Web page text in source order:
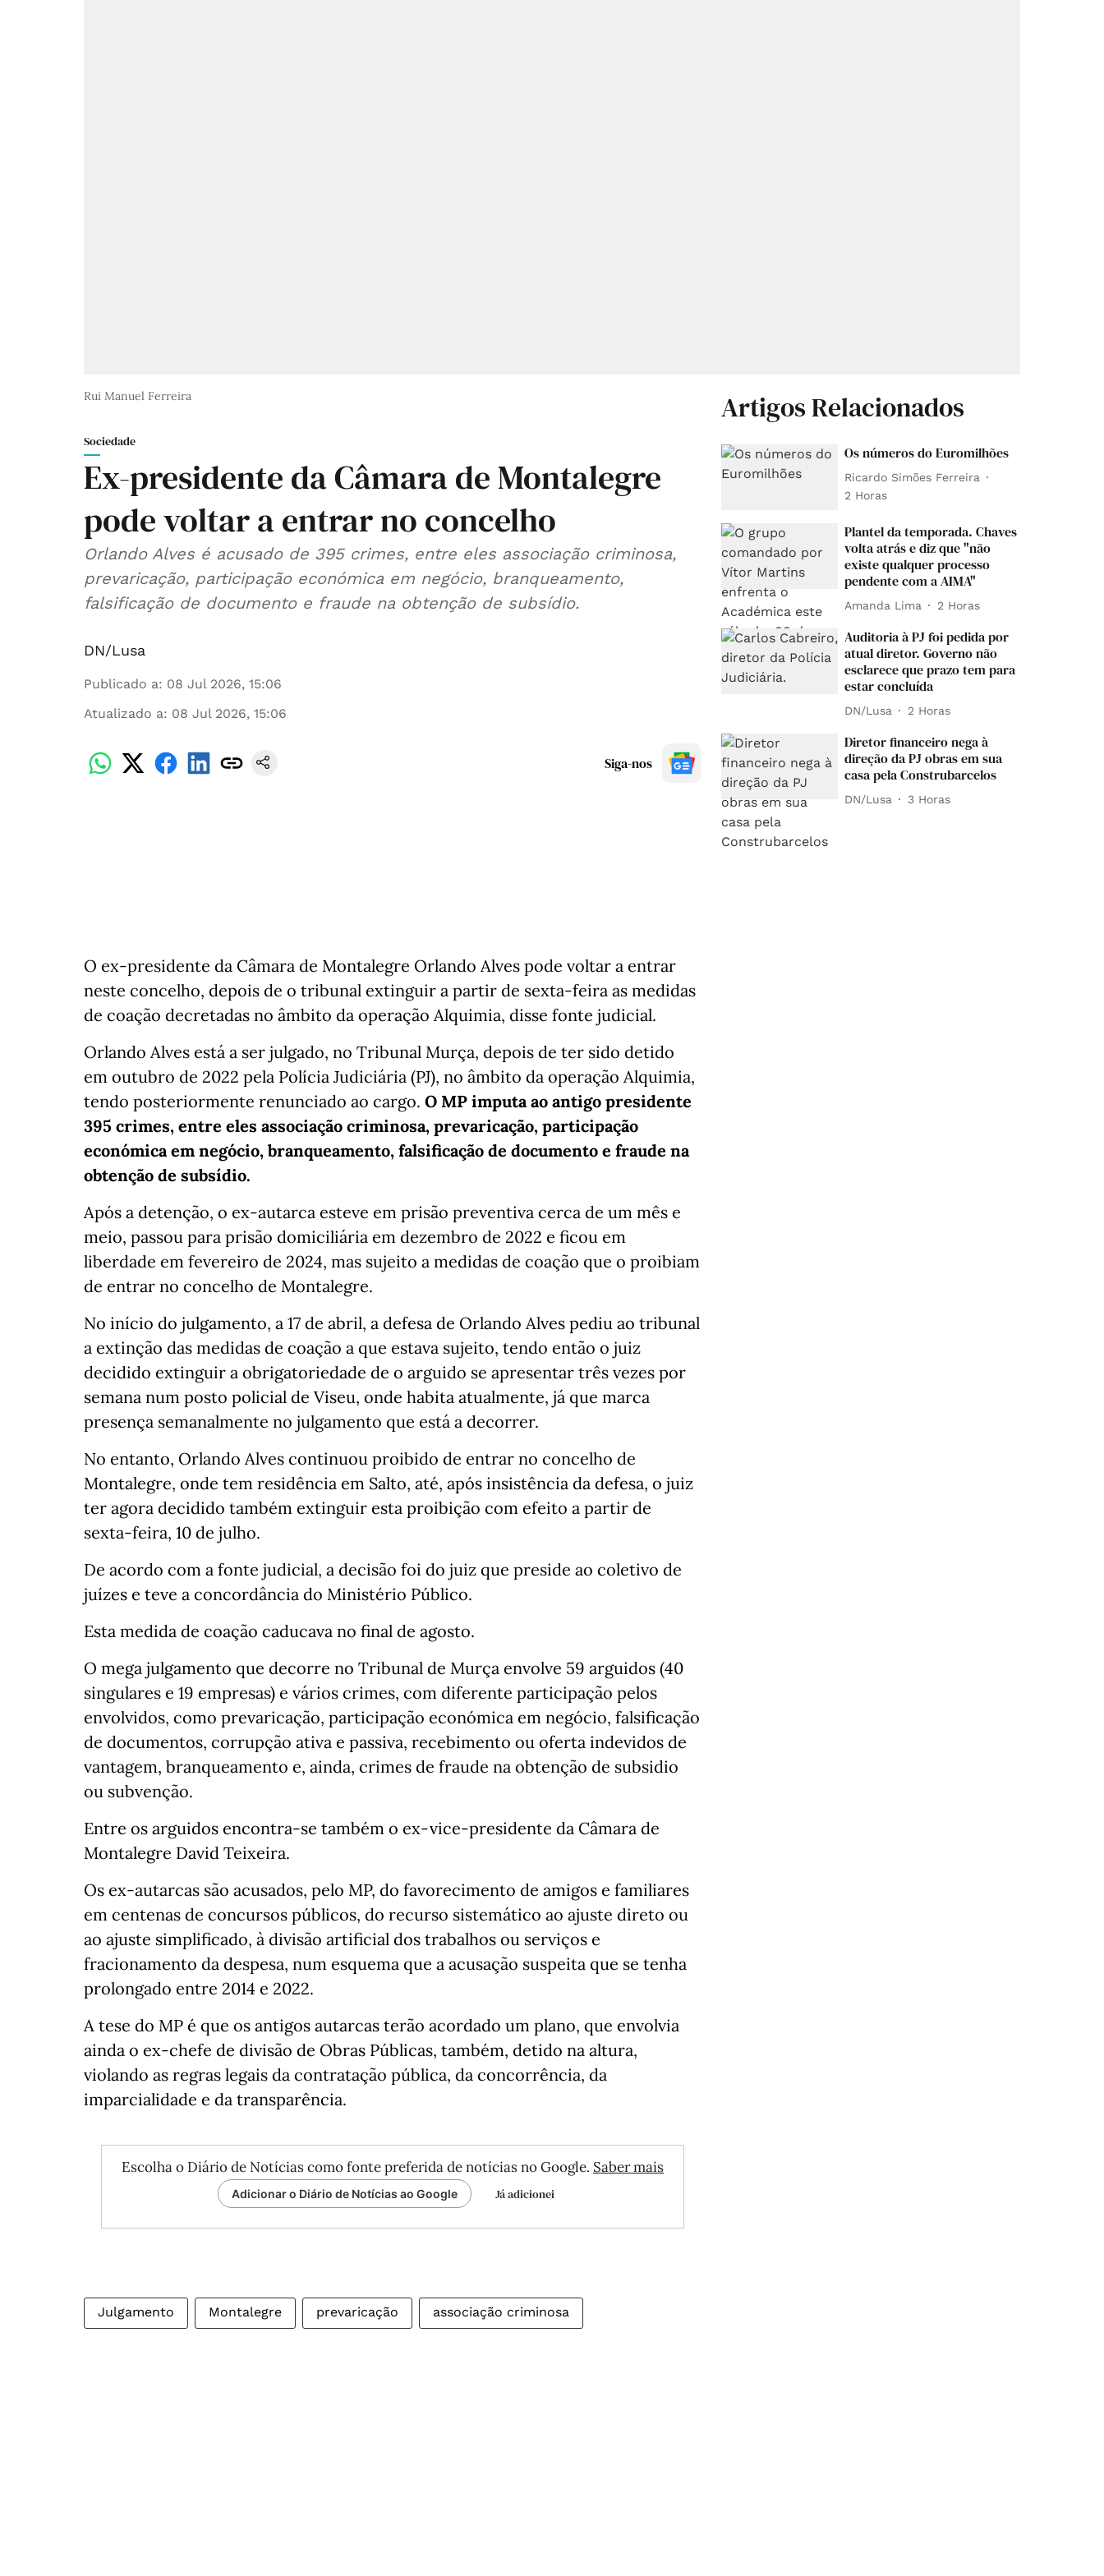
Rui Manuel Ferreira
Sociedade
Ex-presidente da Câmara de Montalegre
pode voltar a entrar no concelho
Orlando Alves é acusado de 395 crimes, entre eles associação criminosa,
prevaricação, participação económica em negócio, branqueamento,
falsificação de documento e fraude na obtenção de subsídio.
DN/Lusa
Publicado a: 08 Jul 2026, 15:06
Atualizado a: 08 Jul 2026, 15:06
Siga-nos
O ex-presidente da Câmara de Montalegre Orlando Alves pode voltar a entrar
neste concelho, depois de o tribunal extinguir a partir de sexta-feira as medidas
de coação decretadas no âmbito da operação Alquimia, disse fonte judicial.
Orlando Alves está a ser julgado, no Tribunal Murça, depois de ter sido detido
em outubro de 2022 pela Polícia Judiciária (PJ), no âmbito da operação Alquimia,
tendo posteriormente renunciado ao cargo. O MP imputa ao antigo presidente
395 crimes, entre eles associação criminosa, prevaricação, participação
económica em negócio, branqueamento, falsificação de documento e fraude na
obtenção de subsídio.
Após a detenção, o ex-autarca esteve em prisão preventiva cerca de um mês e
meio, passou para prisão domiciliária em dezembro de 2022 e ficou em
liberdade em fevereiro de 2024, mas sujeito a medidas de coação que o proibiam
de entrar no concelho de Montalegre.
No início do julgamento, a 17 de abril, a defesa de Orlando Alves pediu ao tribunal
a extinção das medidas de coação a que estava sujeito, tendo então o juiz
decidido extinguir a obrigatoriedade de o arguido se apresentar três vezes por
semana num posto policial de Viseu, onde habita atualmente, já que marca
presença semanalmente no julgamento que está a decorrer.
No entanto, Orlando Alves continuou proibido de entrar no concelho de
Montalegre, onde tem residência em Salto, até, após insistência da defesa, o juiz
ter agora decidido também extinguir esta proibição com efeito a partir de
sexta-feira, 10 de julho.
De acordo com a fonte judicial, a decisão foi do juiz que preside ao coletivo de
juízes e teve a concordância do Ministério Público.
Esta medida de coação caducava no final de agosto.
O mega julgamento que decorre no Tribunal de Murça envolve 59 arguidos (40
singulares e 19 empresas) e vários crimes, com diferente participação pelos
envolvidos, como prevaricação, participação económica em negócio, falsificação
de documentos, corrupção ativa e passiva, recebimento ou oferta indevidos de
vantagem, branqueamento e, ainda, crimes de fraude na obtenção de subsidio
ou subvenção.
Entre os arguidos encontra-se também o ex-vice-presidente da Câmara de
Montalegre David Teixeira.
Os ex-autarcas são acusados, pelo MP, do favorecimento de amigos e familiares
em centenas de concursos públicos, do recurso sistemático ao ajuste direto ou
ao ajuste simplificado, à divisão artificial dos trabalhos ou serviços e
fracionamento da despesa, num esquema que a acusação suspeita que se tenha
prolongado entre 2014 e 2022.
A tese do MP é que os antigos autarcas terão acordado um plano, que envolvia
ainda o ex-chefe de divisão de Obras Públicas, também, detido na altura,
violando as regras legais da contratação pública, da concorrência, da
imparcialidade e da transparência.
Escolha o Diário de Notícias como fonte preferida de notícias no Google. Saber mais
Adicionar o Diário de Notícias ao Google Já adicionei
Julgamento Montalegre prevaricação associação criminosa
Artigos Relacionados
Os números do Euromilhões
Ricardo Simões Ferreira
2 Horas
Plantel da temporada. Chaves
volta atrás e diz que "não
existe qualquer processo
pendente com a AIMA"
Amanda Lima 2 Horas
Auditoria à PJ foi pedida por
atual diretor. Governo não
esclarece que prazo tem para
estar concluída
DN/Lusa 2 Horas
Diretor financeiro nega à
direção da PJ obras em sua
casa pela Construbarcelos
DN/Lusa 3 Horas